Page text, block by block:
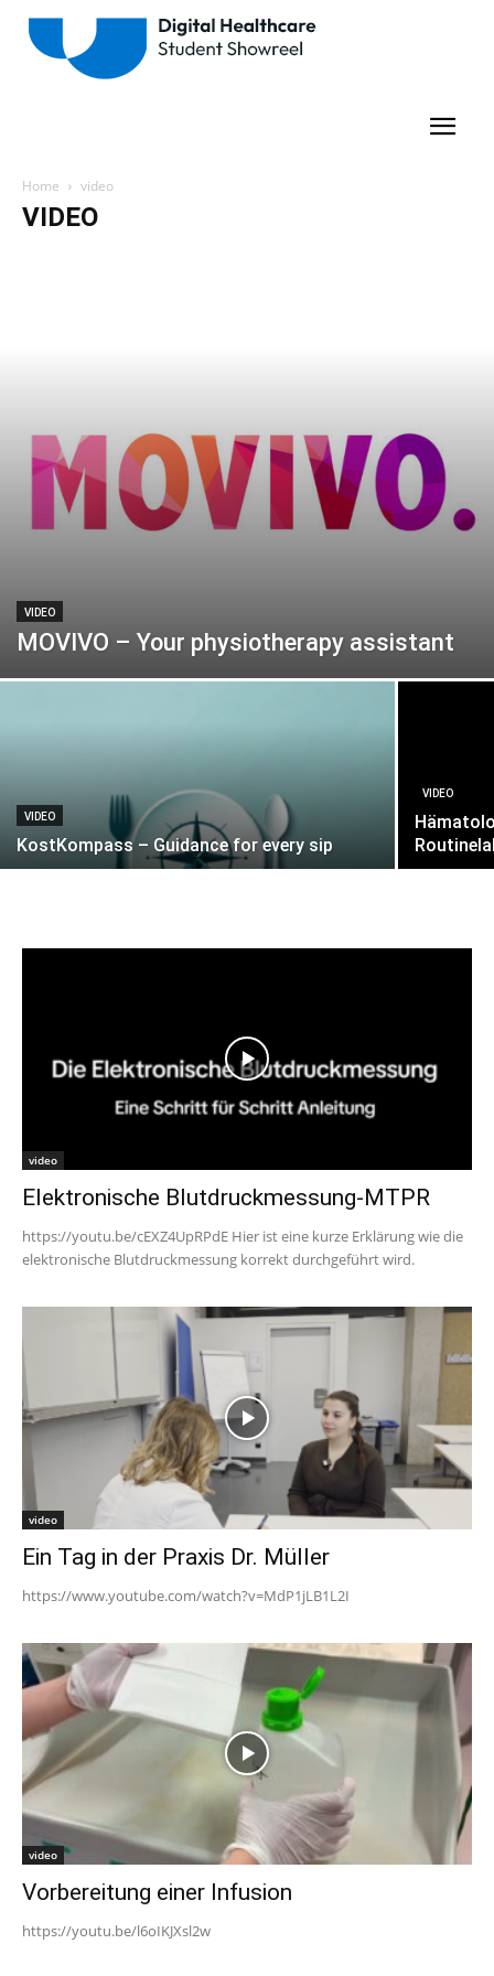
Home video
VIDEO
VIDEO
MOVIVO – Your physiotherapy assistant
VIDEO
KostKompass – Guidance for every sip
VIDEO
video
Elektronische Blutdruckmessung-MTPR
https://youtu.be/cEXZ4UpRPdE Hier ist eine kurze Erklärung wie die
elektronische Blutdruckmessung korrekt durchgeführt wird.
video
Ein Tag in der Praxis Dr. Müller
https://www.youtube.com/watch?v=MdP1jLB1L2I
video
Vorbereitung einer Infusion
https://youtu.be/l6oIKJXsl2w